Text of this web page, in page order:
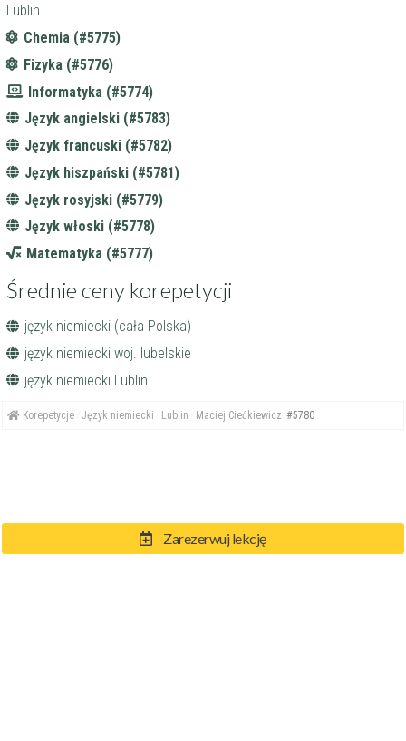
Zarezerwuj lekcję
Lublin
Chemia (#5775)
Fizyka (#5776)
Informatyka (#5774)
Język angielski (#5783)
Język francuski (#5782)
Język hiszpański (#5781)
Język rosyjski (#5779)
Język włoski (#5778)
Matematyka (#5777)
Średnie ceny korepetycji
język niemiecki (cała Polska)
język niemiecki woj. lubelskie
język niemiecki Lublin
Korepetycje Język niemiecki Lublin Maciej Ciećkiewicz #5780